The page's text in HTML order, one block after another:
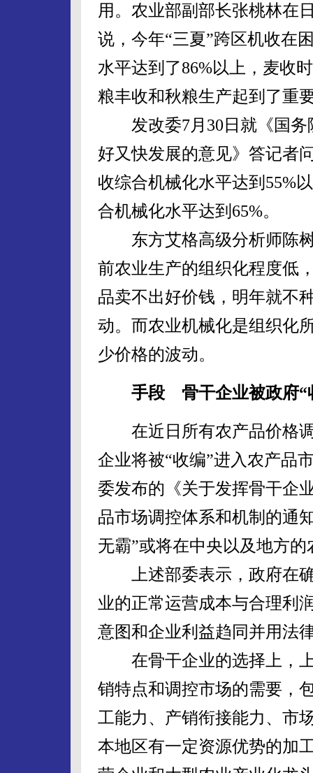
用。农业部副部长张桃林在
说，今年“三夏”跨区机收在
水平达到了86%以上，麦收
粮丰收和秋粮生产起到了重
发改委7月30日就《国务
好又快发展的意见》答记者
收综合机械化水平达到55%
合机械化水平达到65%。
东方艾格高级分析师陈树
前农业生产的组织化程度低
品卖不出好价钱，明年就不
动。而农业机械化是组织化
少价格的波动。
手段 骨干企业被政府“
在近日所有农产品价格调
企业将被“收编”进入农产品
委发布的《关于发挥骨干企
品市场调控体系和机制的通
无霸”或将在中央以及地方
上述部委表示，政府在确
业的正常运营成本与合理利
意图和企业利益趋同并用法
在骨干企业的选择上，上
销特点和调控市场的需要，
工能力、产销衔接能力、市
本地区有一定资源优势的加